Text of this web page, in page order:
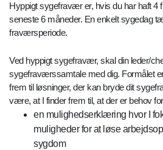
Hyppigt sygefravær er, hvis du har haft 4
seneste 6 måneder. En enkelt sygedag
fraværsperiode.
Ved hyppigt sygefravær, skal din leder/
sygefraværssamtale med dig. Formålet
frem til løsninger, der kan bryde dit
være, at I finder frem til, at der er behov
en mulighedserklæring hvor I
muligheder for at løse
sygdom